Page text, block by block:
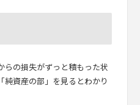
らの損失がずっと積もった状
資産の部」を見るとわかり